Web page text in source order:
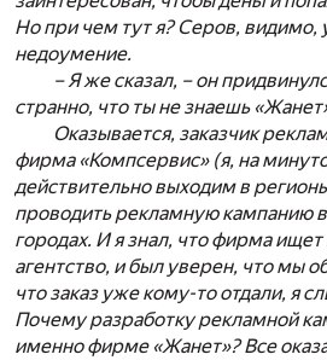
Но при чем тут я? Серов, видимо,
недоумение.
– Я же сказал, – он
странно, что ты не знаешь
Оказывается, заказчик
фирма «Компсервис» (я, на
действительно выходим в
проводить рекламную кампанию
городах. И я знал, что фирма
агентство, и был уверен, что мы
что заказ уже кому-то отдали, я
Почему разработку рекламной
именно фирме «Жанет»? Все